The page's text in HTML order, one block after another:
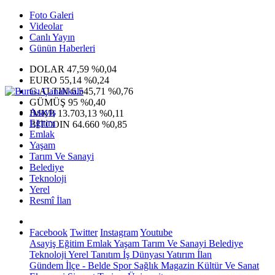
Foto Galeri
Videolar
Canlı Yayın
Günün Haberleri
DOLAR 47,59 %0,04
EURO 55,14 %0,24
G.ALTIN6.545,71 %0,76
GÜMÜŞ 95 %0,40
IMKB 13.703,13 %0,11
BITCOIN 64.660 %0,85
Asayiş
Eğitim
Emlak
Yaşam
Tarım Ve Sanayi
Belediye
Teknoloji
Yerel
Resmî İlan
Facebook Twitter InstagramYoutube
Asayiş Eğitim EmlakYaşam Tarım Ve Sanayi Belediye
Teknoloji Yerel Tanıtım İş Dünyası Yatırım İlan
Gündem İlçe - Belde SporSağlık Magazin Kültür Ve Sanat